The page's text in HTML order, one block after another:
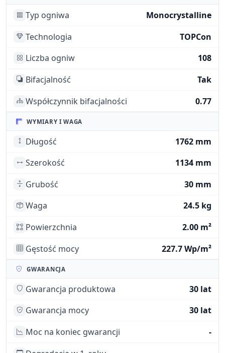
Typ ogniwa
Monocrystalline
Technologia
TOPCon
Liczba ogniw
108
Bifacjalność
Tak
Współczynnik bifacjalności
0.77
WYMIARY I WAGA
Długość
1762 mm
Szerokość
1134 mm
Grubość
30 mm
Waga
24.5 kg
Powierzchnia
2.00 m²
Gęstość mocy
227.7 Wp/m²
GWARANCJA
Gwarancja produktowa
30 lat
Gwarancja mocy
30 lat
Moc na koniec gwarancji
-